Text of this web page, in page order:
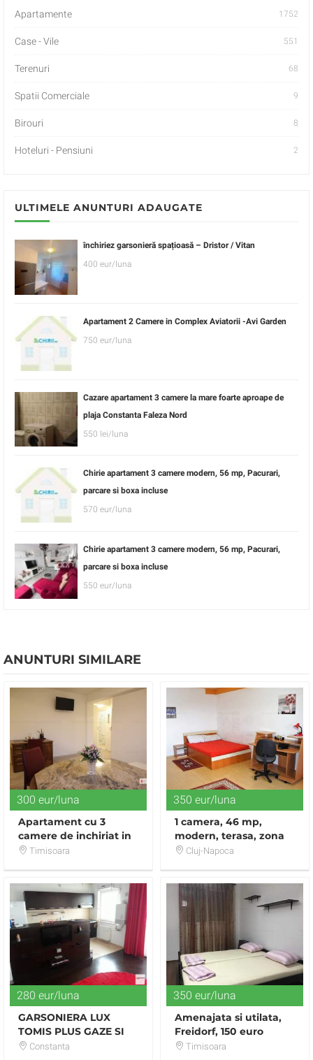
Apartamente 1752
Case - Vile 551
Terenuri 68
Spatii Comerciale 9
Birouri 8
Hoteluri - Pensiuni 2
ULTIMELE ANUNTURI ADAUGATE
închiriez garsonieră spațioasă – Dristor / Vitan
400 eur/luna
Apartament 2 Camere in Complex Aviatorii -Avi Garden
750 eur/luna
Cazare apartament 3 camere la mare foarte aproape de
plaja Constanta Faleza Nord
550 lei/luna
Chirie apartament 3 camere modern, 56 mp, Pacurari,
parcare si boxa incluse
570 eur/luna
Chirie apartament 3 camere modern, 56 mp, Pacurari,
parcare si boxa incluse
550 eur/luna
ANUNTURI SIMILARE
300 eur/luna
Apartament cu 3
camere de inchiriat in
zona Ultracentral
Timisoara
350 eur/luna
1 camera, 46 mp,
modern, terasa, zona
str Padurii
Cluj-Napoca
280 eur/luna
GARSONIERA LUX
TOMIS PLUS GAZE SI
LOC PARCARE
Constanta
350 eur/luna
Amenajata si utilata,
Freidorf, 150 euro
Timisoara